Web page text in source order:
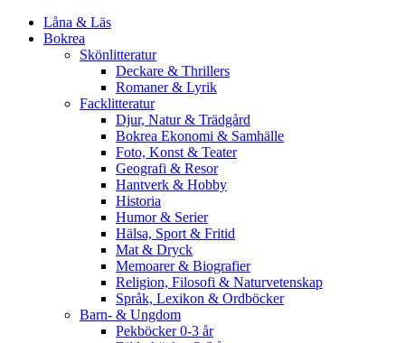
Låna & Läs
Bokrea
Skönlitteratur
Deckare & Thrillers
Romaner & Lyrik
Facklitteratur
Djur, Natur & Trädgård
Bokrea Ekonomi & Samhälle
Foto, Konst & Teater
Geografi & Resor
Hantverk & Hobby
Historia
Humor & Serier
Hälsa, Sport & Fritid
Mat & Dryck
Memoarer & Biografier
Religion, Filosofi & Naturvetenskap
Språk, Lexikon & Ordböcker
Barn- & Ungdom
Pekböcker 0-3 år